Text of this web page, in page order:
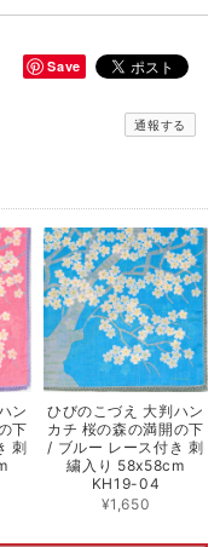
Save
通報する
ン
下
刺
ひびのこづえ 大判ハン
カチ 桜の森の満開の下
/ ブルー レース付き 刺
繍入り 58x58cm
KH19-04
¥1,650